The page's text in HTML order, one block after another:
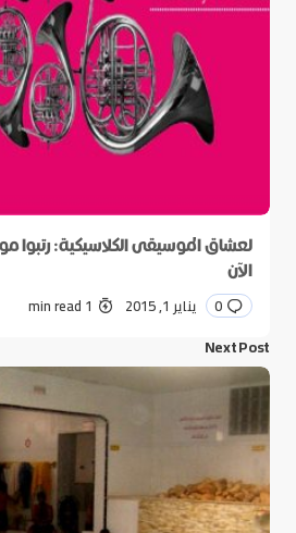
لعشاق الموسيقى الكلاسيكية: رتبوا
الآن
0 يناير 1, 2015 1 min read
Next Post